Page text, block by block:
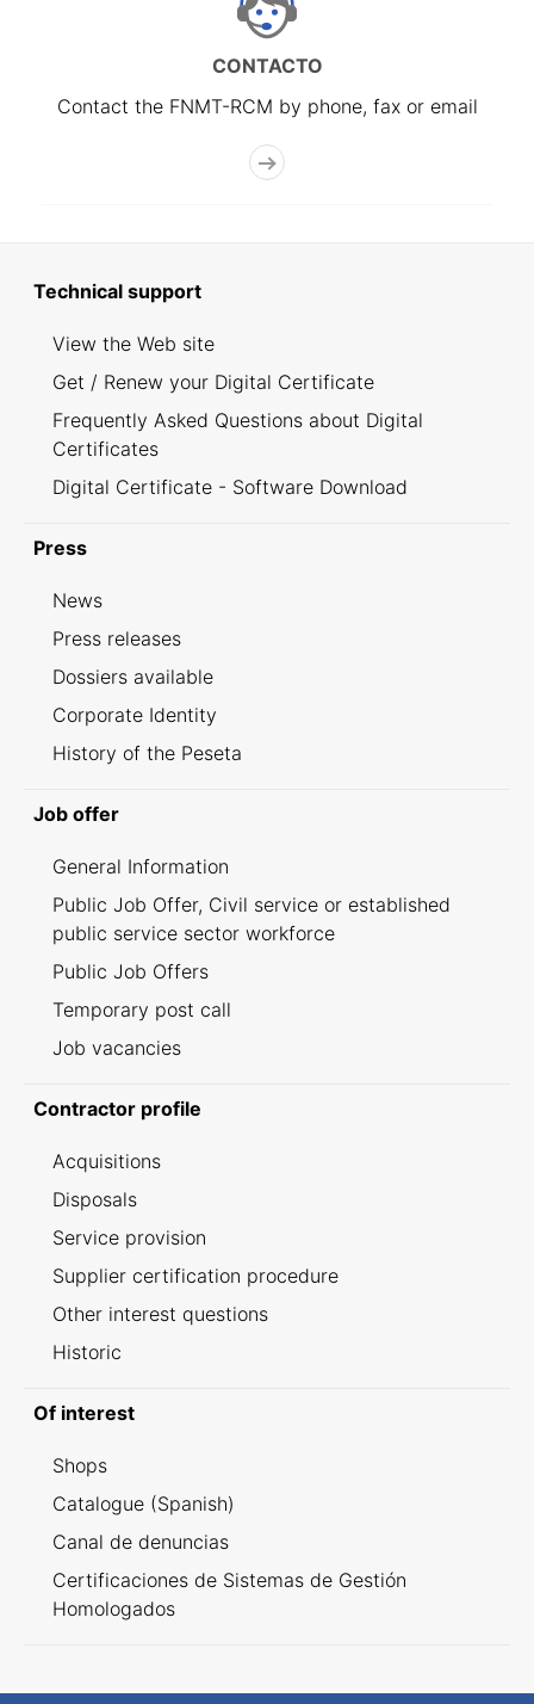
CONTACTO
Contact the FNMT-RCM by phone, fax or email
Technical support
View the Web site
Get / Renew your Digital Certificate
Frequently Asked Questions about Digital
Certificates
Digital Certificate - Software Download
Press
News
Press releases
Dossiers available
Corporate Identity
History of the Peseta
Job offer
General Information
Public Job Offer, Civil service or established
public service sector workforce
Public Job Offers
Temporary post call
Job vacancies
Contractor profile
Acquisitions
Disposals
Service provision
Supplier certification procedure
Other interest questions
Historic
Of interest
Shops
Catalogue (Spanish)
Canal de denuncias
Certificaciones de Sistemas de Gestión
Homologados